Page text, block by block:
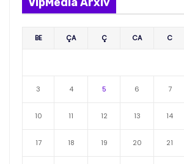
VipMedia Arxiv
BE ÇA Ç CA C
3 4 5 6 7
10 11 12 13 14
17 18 19 20 21